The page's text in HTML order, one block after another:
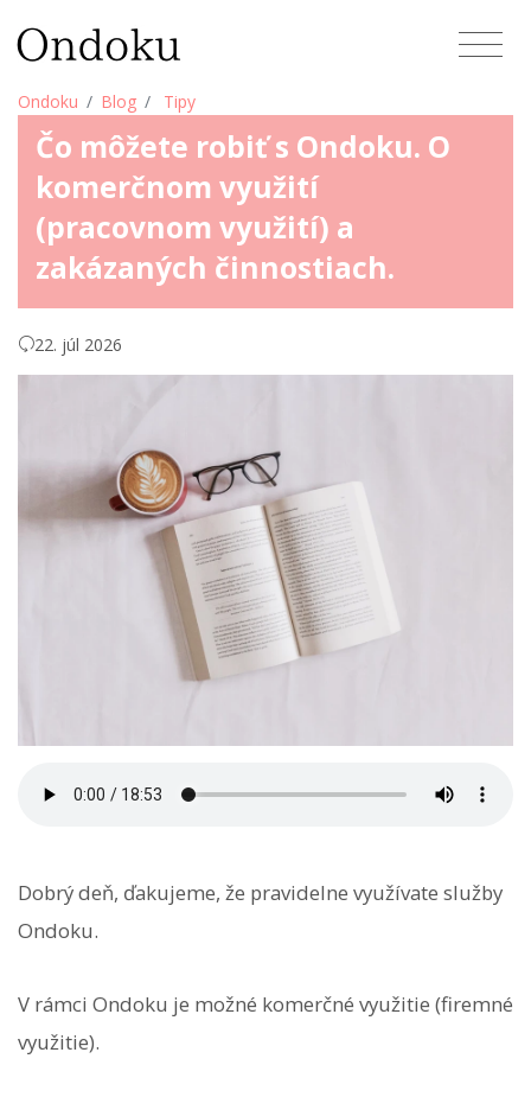
Ondoku Blog Tipy
Čo môžete robiť s Ondoku. O
komerčnom využití
(pracovnom využití) a
zakázaných činnostiach.
22. júl 2026
Dobrý deň, ďakujeme, že pravidelne využívate služby
Ondoku.
V rámci Ondoku je možné komerčné využitie (firemné
využitie).